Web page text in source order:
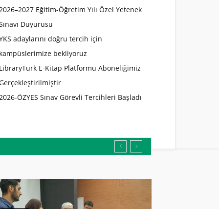
Eğitim-Öğretim Yılı Özel Yetenek
Duyurusu
adaylarını doğru tercih için
kampüslerimize bekliyoruz
LibraryTürk E-Kitap Platformu Aboneliğimiz
ÖZYES Sınav Görevli Tercihleri Başladı